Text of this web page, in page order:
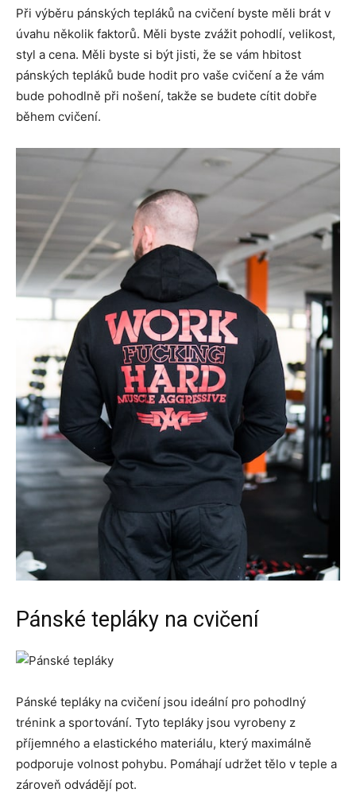
Při výběru pánských tepláků na cvičení byste měli brát v
úvahu několik faktorů. Měli byste zvážit pohodlí, velikost,
styl a cena. Měli byste si být jisti, že se vám hbitost
pánských tepláků bude hodit pro vaše cvičení a že vám
bude pohodlně při nošení, takže se budete cítit dobře
během cvičení.
Pánské tepláky na cvičení
Pánské tepláky na cvičení jsou ideální pro pohodlný
trénink a sportování. Tyto tepláky jsou vyrobeny z
příjemného a elastického materiálu, který maximálně
podporuje volnost pohybu. Pomáhají udržet tělo v teple a
zároveň odvádějí pot.